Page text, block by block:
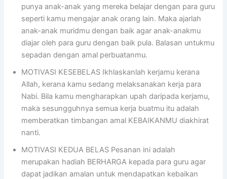
punya anak-anak yang mereka belajar dengan para guru
seperti kamu mengajar anak orang lain. Maka ajarlah
anak-anak muridmu dengan baik agar anak-anakmu
diajar oleh para guru dengan baik pula. Balasan untukmu
sepadan dengan amal perbuatanmu.
MOTIVASI KESEBELAS Ikhlaskanlah kerjamu kerana
Allah, kerana kamu sedang melaksanakan kerja para
Nabi. Bila kamu mengharapkan upah daripada kerjamu,
maka sesungguhnya semua kerja buatmu itu adalah
memberatkan timbangan amal KEBAIKANMU diakhirat
nanti.
MOTIVASI KEDUA BELAS Pesanan ini adalah
merupakan hadiah BERHARGA kepada para guru agar
dapat jadikan amalan untuk mendapatkan kebaikan